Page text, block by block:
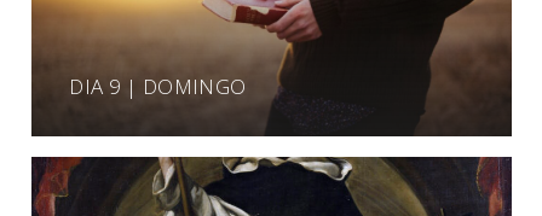
DIA 9 | DOMINGO